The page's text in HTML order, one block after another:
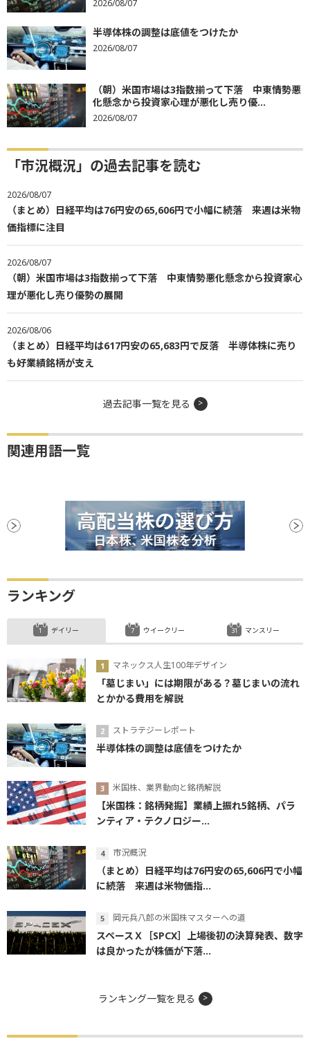
2026/08/07
半導体株の調整は底値をつけたか
2026/08/07
（朝）米国市場は3指数揃って下落 中東情勢悪
化懸念から投資家心理が悪化し売り優...
2026/08/07
「市況概況」の過去記事を読む
2026/08/07
（まとめ）日経平均は76円安の65,606円で小幅に続落 来週は米物
価指標に注目
2026/08/07
（朝）米国市場は3指数揃って下落 中東情勢悪化懸念から投資家心
理が悪化し売り優勢の展開
2026/08/06
（まとめ）日経平均は617円安の65,683円で反落 半導体株に売り
も好業績銘柄が支え
過去記事一覧を見る
関連用語一覧
ランキング
デイリー
マネックス人生100年デザイン
「墓じまい」には期限がある？墓じまいの流れ
とかかる費用を解説
ストラテジーレポート
半導体株の調整は底値をつけたか
米国株、業界動向と銘柄解説
【米国株：銘柄発掘】業績上振れ5銘柄、パラ
ンティア・テクノロジー...
市況概況
（まとめ）日経平均は76円安の65,606円で小幅
に続落 来週は米物価指...
岡元兵八郎の米国株マスターへの道
スペースＸ［SPCX］上場後初の決算発表、数字
は良かったが株価が下落...
ウイークリー マンスリー
ランキング一覧を見る